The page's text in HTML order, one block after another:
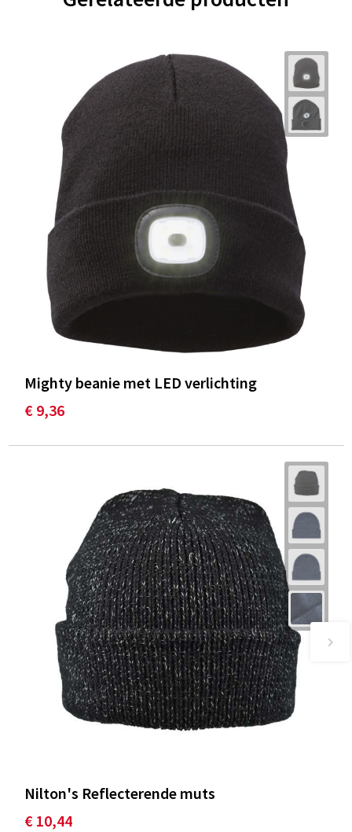
Mighty beanie met LED verlichting
€ 9,36
Nilton's Reflecterende muts
€ 10,44